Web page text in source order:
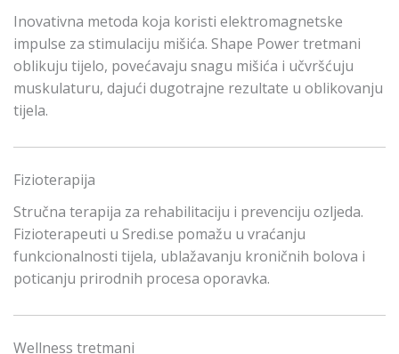
Inovativna metoda koja koristi elektromagnetske
impulse za stimulaciju mišića. Shape Power tretmani
oblikuju tijelo, povećavaju snagu mišića i učvršćuju
muskulaturu, dajući dugotrajne rezultate u oblikovanju
tijela.
Fizioterapija
Stručna terapija za rehabilitaciju i prevenciju ozljeda.
Fizioterapeuti u Sredi.se pomažu u vraćanju
funkcionalnosti tijela, ublažavanju kroničnih bolova i
poticanju prirodnih procesa oporavka.
Wellness tretmani